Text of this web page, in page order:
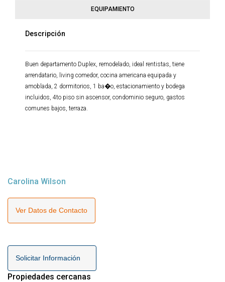
EQUIPAMIENTO
Descripción
Buen departamento Duplex, remodelado, ideal rentistas, tiene
arrendatario, living comedor, cocina americana equipada y
amoblada, 2 dormitorios, 1 ba�o, estacionamiento y bodega
incluidos, 4to piso sin ascensor, condominio seguro, gastos
comunes bajos, terraza.
Carolina Wilson
Ver Datos de Contacto
Solicitar Información
Propiedades cercanas